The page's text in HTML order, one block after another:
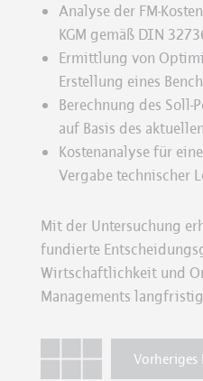
Analyse der FM-
KGM gemäß DIN
Ermittlung von
Erstellung eines
Berechnung des Soll-
auf Basis des
Kostenanalyse für
Vergabe technischer
Mit der Untersuchung
fundierte
Wirtschaftlichkeit und
Managements
Vorheriges